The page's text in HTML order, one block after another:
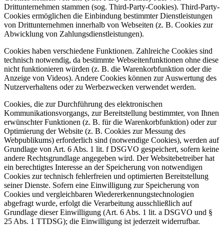
Drittunternehmen stammen (sog. Third-Party-Cookies). Third-Party-
Cookies ermöglichen die Einbindung bestimmter Dienstleistungen
von Drittunternehmen innerhalb von Webseiten (z. B. Cookies zur
Abwicklung von Zahlungsdienstleistungen).
Cookies haben verschiedene Funktionen. Zahlreiche Cookies sind
technisch notwendig, da bestimmte Webseitenfunktionen ohne diese
nicht funktionieren würden (z. B. die Warenkorbfunktion oder die
Anzeige von Videos). Andere Cookies können zur Auswertung des
Nutzerverhaltens oder zu Werbezwecken verwendet werden.
Cookies, die zur Durchführung des elektronischen
Kommunikationsvorgangs, zur Bereitstellung bestimmter, von Ihnen
erwünschter Funktionen (z. B. für die Warenkorbfunktion) oder zur
Optimierung der Website (z. B. Cookies zur Messung des
Webpublikums) erforderlich sind (notwendige Cookies), werden auf
Grundlage von Art. 6 Abs. 1 lit. f DSGVO gespeichert, sofern keine
andere Rechtsgrundlage angegeben wird. Der Websitebetreiber hat
ein berechtigtes Interesse an der Speicherung von notwendigen
Cookies zur technisch fehlerfreien und optimierten Bereitstellung
seiner Dienste. Sofern eine Einwilligung zur Speicherung von
Cookies und vergleichbaren Wiedererkennungstechnologien
abgefragt wurde, erfolgt die Verarbeitung ausschließlich auf
Grundlage dieser Einwilligung (Art. 6 Abs. 1 lit. a DSGVO und §
25 Abs. 1 TTDSG); die Einwilligung ist jederzeit widerrufbar.